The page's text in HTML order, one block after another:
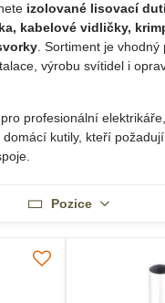
izolované lisovací
kabelové vidličky,
. Sortiment je
výrobu svítidel i
profesionální
kutily, kteří
Pozice